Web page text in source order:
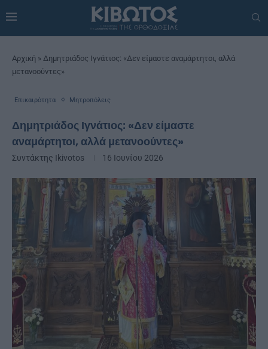
Αρχική » Δημητριάδος Ιγνάτιος: «Δεν είμαστε αναμάρτητοι, αλλά
μετανοούντες»
Επικαιρότητα Μητροπόλεις
Δημητριάδος Ιγνάτιος: «Δεν είμαστε
αναμάρτητοι, αλλά μετανοούντες»
Συντάκτης Ikivotos 16 Ιουνίου 2026